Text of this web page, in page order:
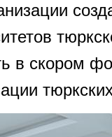
в скором